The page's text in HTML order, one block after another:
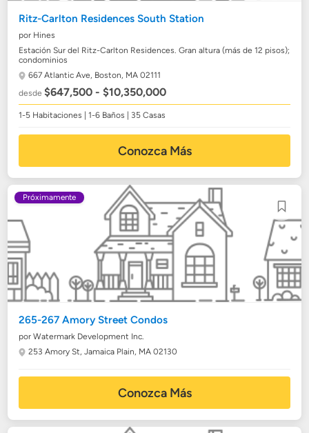
Ritz-Carlton Residences South Station
por Hines
Estación Sur del Ritz-Carlton Residences. Gran altura (más de 12 pisos);
condominios
667 Atlantic Ave, Boston, MA 02111
desde$647,500 - $10,350,000
1-5 Habitaciones | 1-6 Baños | 35 Casas
Conozca Más
Próximamente
265-267 Amory Street Condos
por Watermark Development Inc.
253 Amory St,Jamaica Plain, MA 02130
Conozca Más